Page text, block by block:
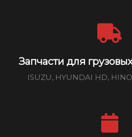
Запчасти для
ISUZU, HYUNDAI HD,